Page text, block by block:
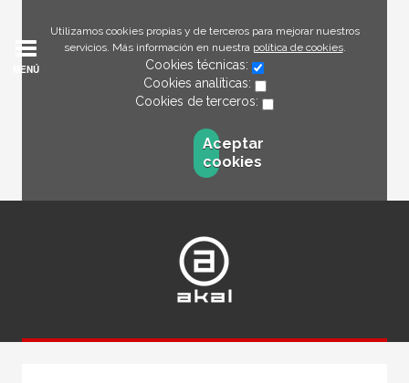
Utilizamos cookies propias y de terceros para mejorar nuestros
servicios. Más información en nuestra política de cookies.
Cookies técnicas:
Cookies analíticas:
Cookies de terceros:
Aceptar
cookies
MENÚ